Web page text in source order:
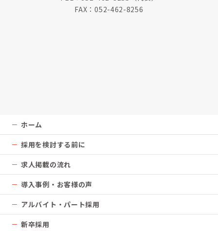
FAX：052-462-8256
ホーム
採用を検討する前に
求人掲載の流れ
導入事例・お客様の声
アルバイト・パート採用
新卒採用